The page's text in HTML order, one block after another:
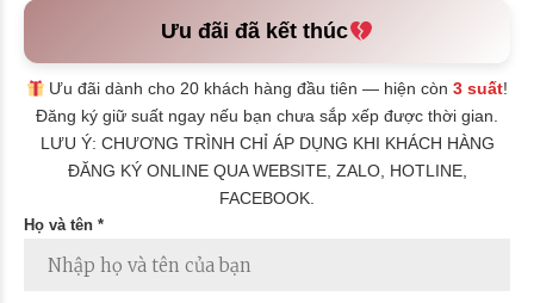
Ưu đãi đã kết thúc
Ưu đãi dành cho 20 khách hàng đầu tiên — hiện còn3 suất!
Đăng ký giữ suất ngay nếu bạn chưa sắp xếp được thời gian.
LƯU Ý: CHƯƠNG TRÌNH CHỈ ÁP DỤNG KHI KHÁCH HÀNG
ĐĂNG KÝ ONLINE QUA WEBSITE, ZALO, HOTLINE,
FACEBOOK.
Họ và tên *